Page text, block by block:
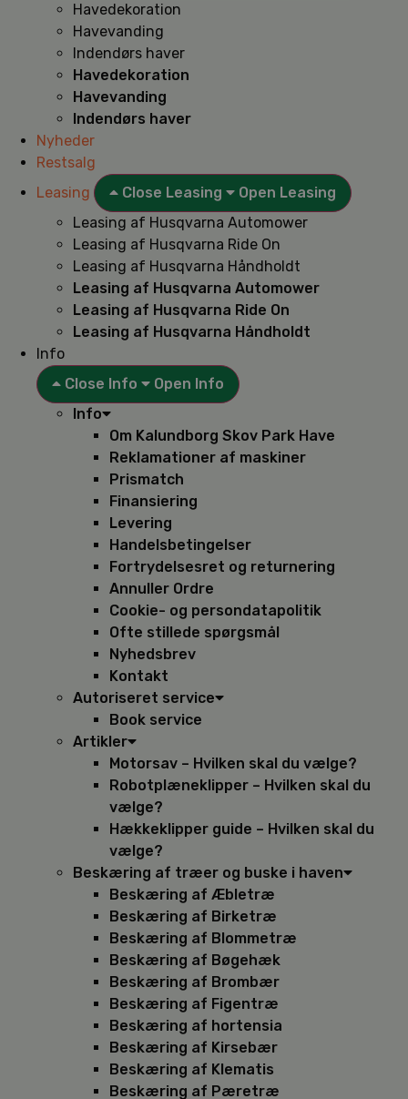
Havedekoration
Havevanding
Indendørs haver
Havedekoration
Havevanding
Indendørs haver
Nyheder
Restsalg
Leasing
Close Leasing
Open Leasing
Leasing af Husqvarna Automower
Leasing af Husqvarna Ride On
Leasing af Husqvarna Håndholdt
Leasing af Husqvarna Automower
Leasing af Husqvarna Ride On
Leasing af Husqvarna Håndholdt
Info
Close Info
Open Info
Info
Om Kalundborg Skov Park Have
Reklamationer af maskiner
Prismatch
Finansiering
Levering
Handelsbetingelser
Fortrydelsesret og returnering
Annuller Ordre
Cookie- og persondatapolitik
Ofte stillede spørgsmål
Nyhedsbrev
Kontakt
Autoriseret service
Book service
Artikler
Motorsav – Hvilken skal du vælge?
Robotplæneklipper – Hvilken skal du
vælge?
Hækkeklipper guide – Hvilken skal du
vælge?
Beskæring af træer og buske i haven
Beskæring af Æbletræ
Beskæring af Birketræ
Beskæring af Blommetræ
Beskæring af Bøgehæk
Beskæring af Brombær
Beskæring af Figentræ
Beskæring af hortensia
Beskæring af Kirsebær
Beskæring af Klematis
Beskæring af Pæretræ